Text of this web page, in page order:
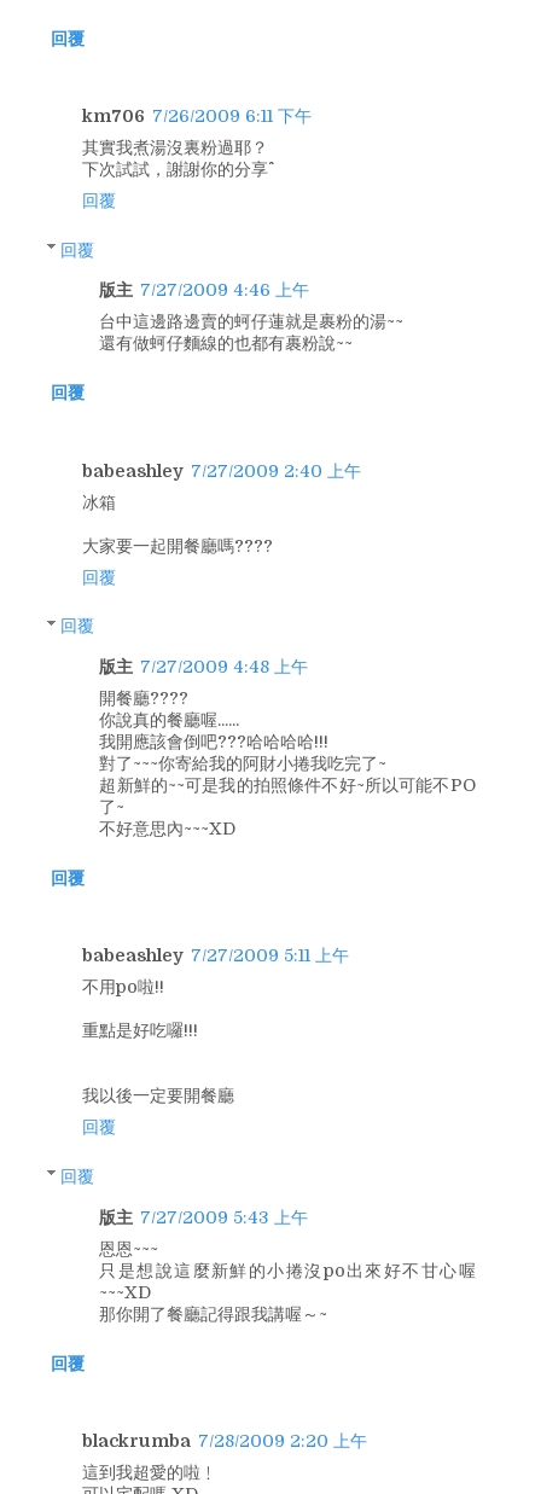
回覆
km706 7/26/2009 6:11 下午
其實我煮湯沒裏粉過耶？
下次試試，謝謝你的分享^^
回覆
回覆
版主 7/27/2009 4:46 上午
台中這邊路邊賣的蚵仔蓮就是裹粉的湯~~
還有做蚵仔麵線的也都有裹粉說~~
回覆
babeashley 7/27/2009 2:40 上午
冰箱
大家要一起開餐廳嗎????
回覆
回覆
版主 7/27/2009 4:48 上午
開餐廳????
你說真的餐廳喔......
我開應該會倒吧???哈哈哈哈!!!
對了~~~你寄給我的阿財小捲我吃完了~
超新鮮的~~可是我的拍照條件不好~所以可能不PO
了~
不好意思內~~~XD
回覆
babeashley 7/27/2009 5:11 上午
不用po啦!!
重點是好吃囉!!!
我以後一定要開餐廳
回覆
回覆
版主 7/27/2009 5:43 上午
恩恩~~~
只是想說這麼新鮮的小捲沒po出來好不甘心喔
~~~XD
那你開了餐廳記得跟我講喔～~
回覆
blackrumba 7/28/2009 2:20 上午
這到我超愛的啦﹗